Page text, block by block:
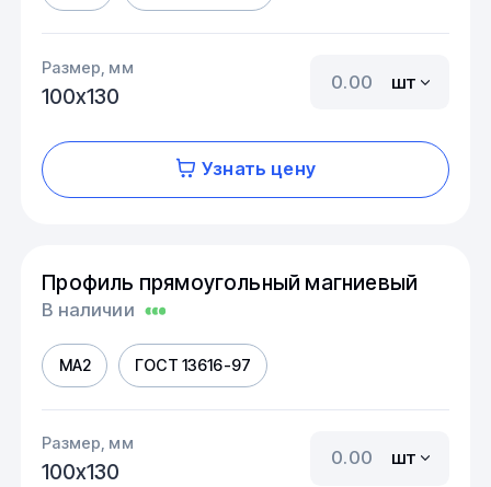
Размер, мм
100х130
шт
Узнать цену
Профиль прямоугольный магниевый
В наличии
МА2 ГОСТ 13616-97
Размер, мм
100х130
шт